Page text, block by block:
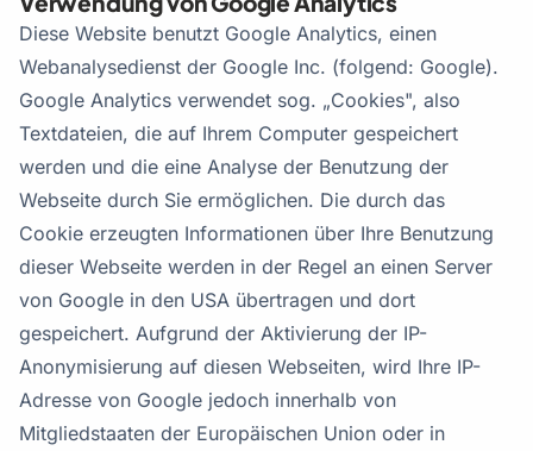
Diese Website benutzt Google Analytics, einen
Webanalysedienst der Google Inc. (folgend: Google).
Google Analytics verwendet sog. „Cookies", also
Textdateien, die auf Ihrem Computer gespeichert
werden und die eine Analyse der Benutzung der
Webseite durch Sie ermöglichen. Die durch das
Cookie erzeugten Informationen über Ihre Benutzung
dieser Webseite werden in der Regel an einen Server
von Google in den USA übertragen und dort
gespeichert. Aufgrund der Aktivierung der IP-
Anonymisierung auf diesen Webseiten, wird Ihre IP-
Adresse von Google jedoch innerhalb von
Mitgliedstaaten der Europäischen Union oder in